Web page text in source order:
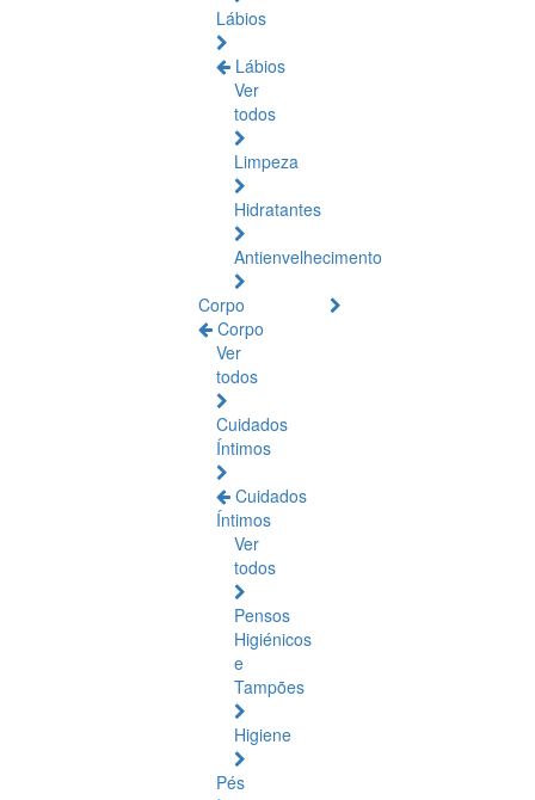
Lábios
Lábios
Ver
todos
Limpeza
Hidratantes
Antienvelhecimento
Corpo
Corpo
Ver
todos
Cuidados
Íntimos
Cuidados
Íntimos
Ver
todos
Pensos
Higiénicos
e
Tampões
Higiene
Pés